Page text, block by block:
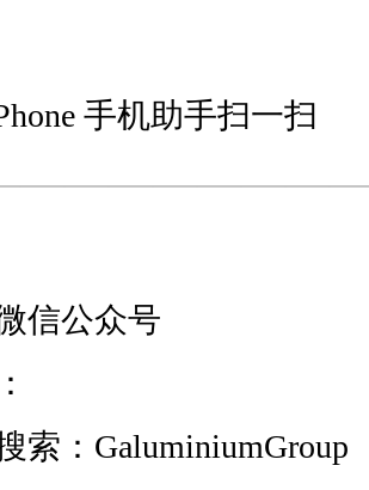
手机助手扫一扫
——
信公众号
索：GaluminiumGroup